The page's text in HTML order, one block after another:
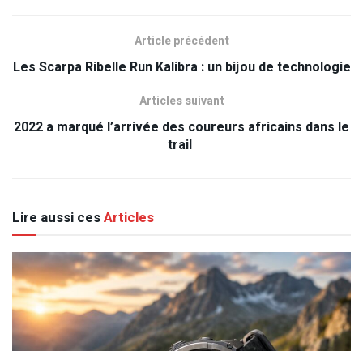
Article précédent
Les Scarpa Ribelle Run Kalibra : un bijou de technologie
Articles suivant
2022 a marqué l’arrivée des coureurs africains dans le
trail
Lire aussi cesArticles